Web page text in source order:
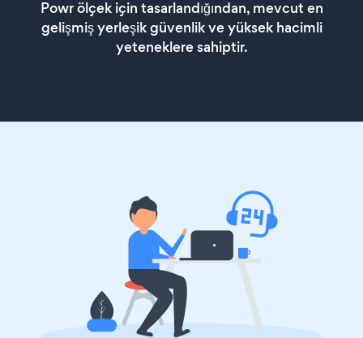
Powr ölçek için tasarlandığından, mevcut en
gelişmiş yerleşik güvenlik ve yüksek hacimli
yeteneklere sahiptir.